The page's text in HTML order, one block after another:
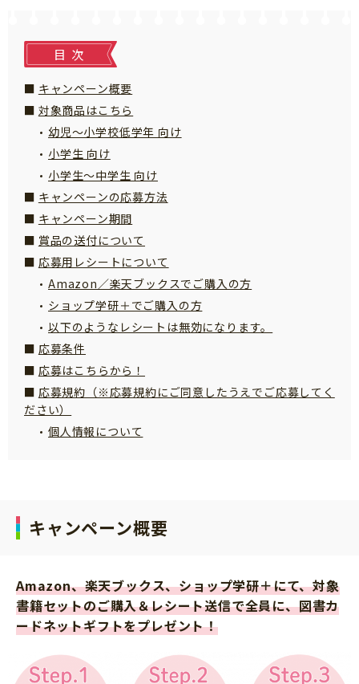
「こそだてまっぷ」とは
サイトのご利⽤にあたって
個⼈情報について
お問い合わせ
目次
キャンペーン概要
対象商品はこちら
幼児～小学校低学年 向け
小学生 向け
小学生～中学生 向け
キャンペーンの応募方法
キャンペーン期間
賞品の送付について
応募用レシートについて
Amazon／楽天ブックスでご購入の方
ショップ学研＋でご購入の方
以下のようなレシートは無効になります。
応募条件
応募はこちらから！
応募規約（※応募規約にご同意したうえでご応募してく
ださい）
個人情報について
キャンペーン概要
Amazon、楽天ブックス、ショップ学研＋にて、対象
書籍セットのご購入＆レシート送信で全員に、図書カ
ードネットギフトをプレゼント！